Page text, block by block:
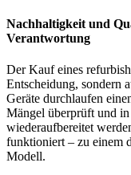
Nachhaltigkeit und
Verantwortung
Der Kauf eines
Entscheidung, sondern
Geräte durchlaufen
Mängel überprüft und
wiederaufbereitet
funktioniert – zu einem
Modell.